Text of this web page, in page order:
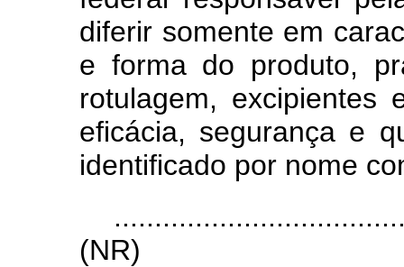
diferir somente em
e forma do produto,
rotulagem, excipientes
eficácia, segurança e
identificado por nome
(NR)